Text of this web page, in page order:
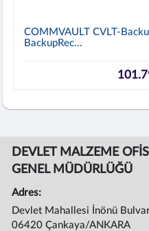
COMMVAULT CVLT-
BackupRec...
DEVLET MALZEME OFİSİ
GENEL MÜDÜRLÜĞÜ
Adres:
Devlet Mahallesi İnönü
06420 Çankaya/ANKARA